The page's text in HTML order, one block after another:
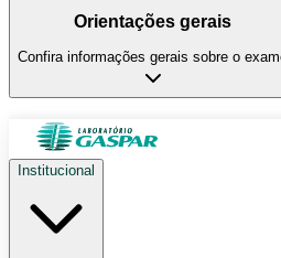
Orientações gerais
Confira informações gerais sobre o
Institucional